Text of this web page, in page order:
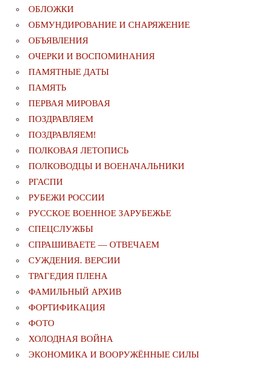
ОБЛОЖКИ
ОБМУНДИРОВАНИЕ И СНАРЯЖЕНИЕ
ОБЪЯВЛЕНИЯ
ОЧЕРКИ И ВОСПОМИНАНИЯ
ПАМЯТНЫЕ ДАТЫ
ПАМЯТЬ
ПЕРВАЯ МИРОВАЯ
ПОЗДРАВЛЯЕМ
ПОЗДРАВЛЯЕМ!
ПОЛКОВАЯ ЛЕТОПИСЬ
ПОЛКОВОДЦЫ И ВОЕНАЧАЛЬНИКИ
РГАСПИ
РУБЕЖИ РОССИИ
РУССКОЕ ВОЕННОЕ ЗАРУБЕЖЬЕ
СПЕЦСЛУЖБЫ
СПРАШИВАЕТЕ — ОТВЕЧАЕМ
СУЖДЕНИЯ. ВЕРСИИ
ТРАГЕДИЯ ПЛЕНА
ФАМИЛЬНЫЙ АРХИВ
ФОРТИФИКАЦИЯ
ФОТО
ХОЛОДНАЯ ВОЙНА
ЭКОНОМИКА И ВООРУЖЁННЫЕ СИЛЫ